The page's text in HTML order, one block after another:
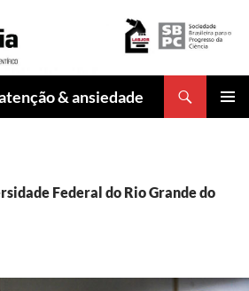
& ansiedade
Federal do Rio Grande do